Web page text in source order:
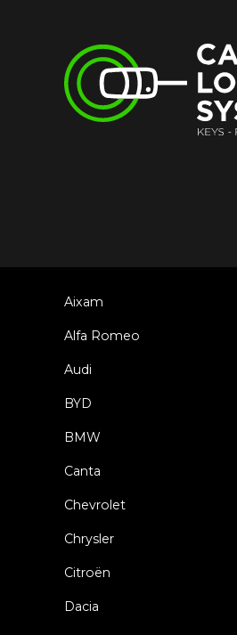
Aixam
Alfa Romeo
Audi
BYD
BMW
Canta
Chevrolet
Chrysler
Citroën
Dacia